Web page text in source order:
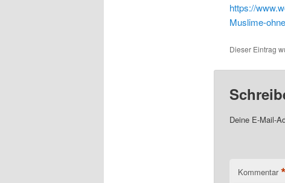
https://
Muslime-
Dieser Eintrag
Deine E-Mail-
Kommentar *